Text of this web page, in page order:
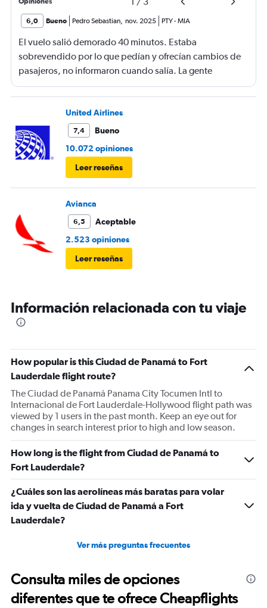
6,0 Bueno Pedro Sebastian, nov. 2025 PTY-MIA
El vuelo salió demorado 40 minutos. Estaba
sobrevendido por lo que pedían y ofrecían cambios de
pasajeros, no informaron cuando salía. La gente
haciendo filas larguísimas para no quedarse sin viajar.
Mucha maleta de mano no había lugar. En mi caso se
terminó la comida me ofrecieron un solo menú.
United Airlines
7,4
Bueno
10.072 opiniones
Leer reseñas
Avianca
6,5
Aceptable
2.523 opiniones
Leer reseñas
Información relacionada con tu viaje
How popular is this Ciudad de Panamá to Fort
Lauderdale flight route?
The Ciudad de Panamá Panama City Tocumen Intl to
Internacional de Fort Lauderdale-Hollywood flight path was
viewed by 1 users in the past month. Keep an eye out for
changes in search interest prior to high and low season.
How long is the flight from Ciudad de Panamá to
Fort Lauderdale?
¿Cuáles son las aerolíneas más baratas para volar
ida y vuelta de Ciudad de Panamá a Fort
Lauderdale?
Ver más preguntas frecuentes
Consulta miles de opciones
diferentes que te ofrece Cheapflights